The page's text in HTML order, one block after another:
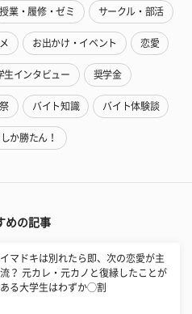
授業・履修・ゼミ サークル・部活
お出かけ・イベント 恋愛
生インタビュー 奨学金
バイト知識 バイト体験談
か勝たん！
めの記事
イマドキは別れたら即、次の恋愛が主
流？ 元カレ・元カノと復縁したことが
ある大学生はわずか◯割